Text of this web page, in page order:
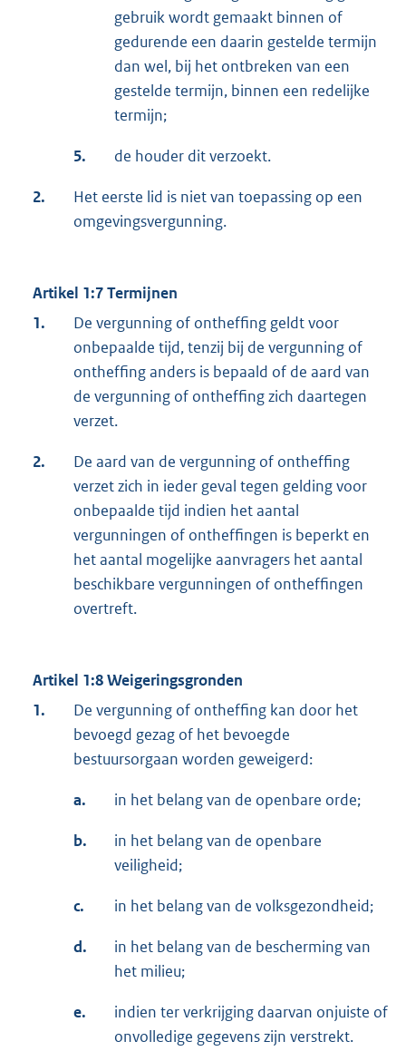
gebruik wordt gemaakt binnen of
gedurende een daarin gestelde termijn
dan wel, bij het ontbreken van een
gestelde termijn, binnen een redelijke
termijn;
5. de houder dit verzoekt.
2.
Het eerste lid is niet van toepassing op een
omgevingsvergunning.
Artikel 1:7 Termijnen
1.
De vergunning of ontheffing geldt voor
onbepaalde tijd, tenzij bij de vergunning of
ontheffing anders is bepaald of de aard van
de vergunning of ontheffing zich daartegen
verzet.
2.
De aard van de vergunning of ontheffing
verzet zich in ieder geval tegen gelding voor
onbepaalde tijd indien het aantal
vergunningen of ontheffingen is beperkt en
het aantal mogelijke aanvragers het aantal
beschikbare vergunningen of ontheffingen
overtreft.
Artikel 1:8 Weigeringsgronden
1.
De vergunning of ontheffing kan door het
bevoegd gezag of het bevoegde
bestuursorgaan worden geweigerd:
a. in het belang van de openbare orde;
b.
in het belang van de openbare
veiligheid;
c. in het belang van de volksgezondheid;
d.
in het belang van de bescherming van
het milieu;
e.
indien ter verkrijging daarvan onjuiste of
onvolledige gegevens zijn verstrekt.